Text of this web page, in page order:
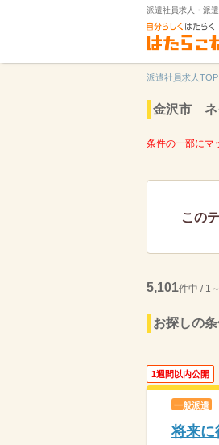
派遣社員求人・派
派遣社員求人TOP
金沢市 ネ
条件の一部にマ
この
5,101件中 / 1
お探しの
1週間以内公開
一般派遣
将来に